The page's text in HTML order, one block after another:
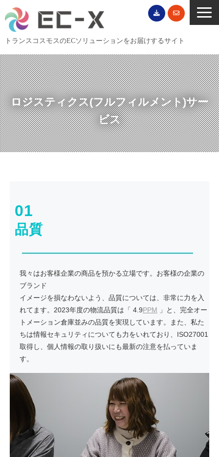
トランスコスモスのECソリューションをお届けするサイト
TOP
サービス一覧
EC導入事例
ECブログ
無料セミナー
EC資料ダウンロード
ロジスティクス(フルフィルメント)サー
ビス
01
品質
我々はお客様企業の商品を預かる立場です。お客様の企業の
ブランド
イメージを損なわないよう、品質については、非常に力を入
れてます。2023年度の物流品質は「 4.9PPM 」と、完全オー
トメーション倉庫並みの品質を実現しています。また、私た
ちは情報セキュリティについても力をいれており、ISO27001
取得し、個人情報の取り扱いにも最新の注意を払っていま
す。